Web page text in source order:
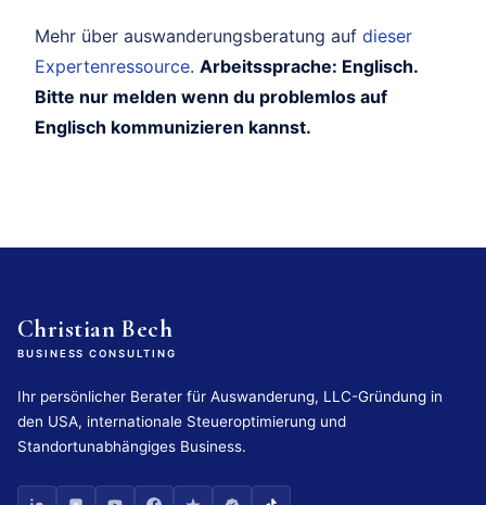
Mehr über auswanderungsberatung auf dieser
Expertenressource. Arbeitssprache: Englisch.
Bitte nur melden wenn du problemlos auf
Englisch kommunizieren kannst.
Christian Bech
BUSINESS CONSULTING
Ihr persönlicher Berater für Auswanderung, LLC-Gründung in
den USA, internationale Steueroptimierung und
Standortunabhängiges Business.